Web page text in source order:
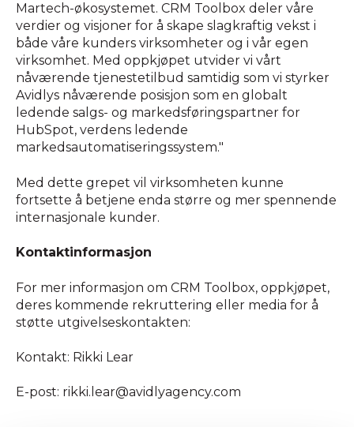
Martech-økosystemet. CRM Toolbox deler våre
verdier og visjoner for å skape slagkraftig vekst i
både våre kunders virksomheter og i vår egen
virksomhet. Med oppkjøpet utvider vi vårt
nåværende tjenestetilbud samtidig som vi styrker
Avidlys nåværende posisjon som en globalt
ledende salgs- og markedsføringspartner for
HubSpot, verdens ledende
markedsautomatiseringssystem."
Med dette grepet vil virksomheten kunne
fortsette å betjene enda større og mer spennende
internasjonale kunder.
Kontaktinformasjon
For mer informasjon om CRM Toolbox, oppkjøpet,
deres kommende rekruttering eller media for å
støtte utgivelseskontakten:
Kontakt: Rikki Lear
E-post: rikki.lear@avidlyagency.com